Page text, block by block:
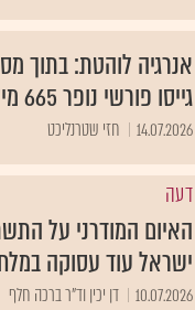
אנרגיה לוהטת: בתוך
גייסו פורשי נופר 665 מיליון שקל
14.07.2026 חזי שטרנליכט
דעה
האיום המודרני על
ישראל עוד עסוקה
10.07.2026 דן יכין וד"ר ברכה חלף